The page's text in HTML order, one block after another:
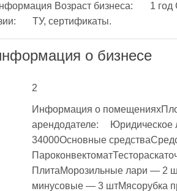
бизнеса:	1 год Организационно-правовая форма:	ИП
Документы, лицензии:	ТУ, сертификаты.
о бизнесе
2
Информация о помещенияхПлощадь
арендодателе:	Юридическое лицоСтоимость аренды:
34000Основные
ПлитаМорозильные лари — 2
минусовые — 3 штМясорубка